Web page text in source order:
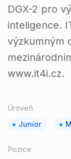
DGX-2 pro
inteligence.
výzkumným
www.it4i.cz.
Úroveň
Junior
Pozice